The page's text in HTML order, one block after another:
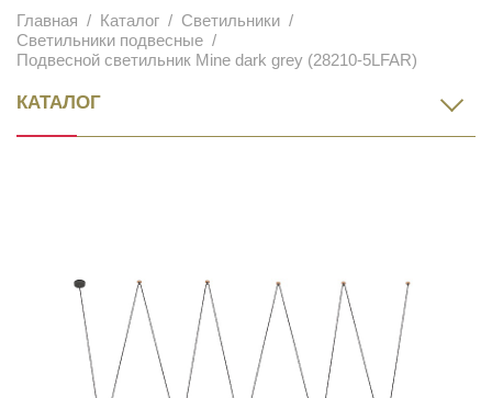
Главная Каталог
Светильники
Светильники подвесные
Подвесной светильник Mine dark grey (28210-5LFAR)
КАТАЛОГ